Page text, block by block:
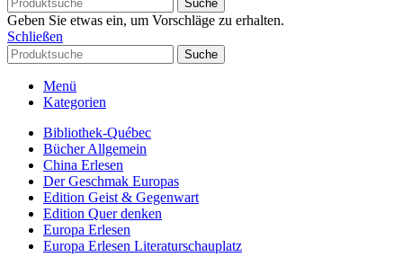
Suche
Geben Sie etwas ein, um Vorschläge zu erhalten.
Schließen
Suche
Menü
Kategorien
Bibliothek-Québec
Bücher Allgemein
China Erlesen
Der Geschmak Europas
Edition Geist & Gegenwart
Edition Quer denken
Europa Erlesen
Europa Erlesen Literaturschauplatz